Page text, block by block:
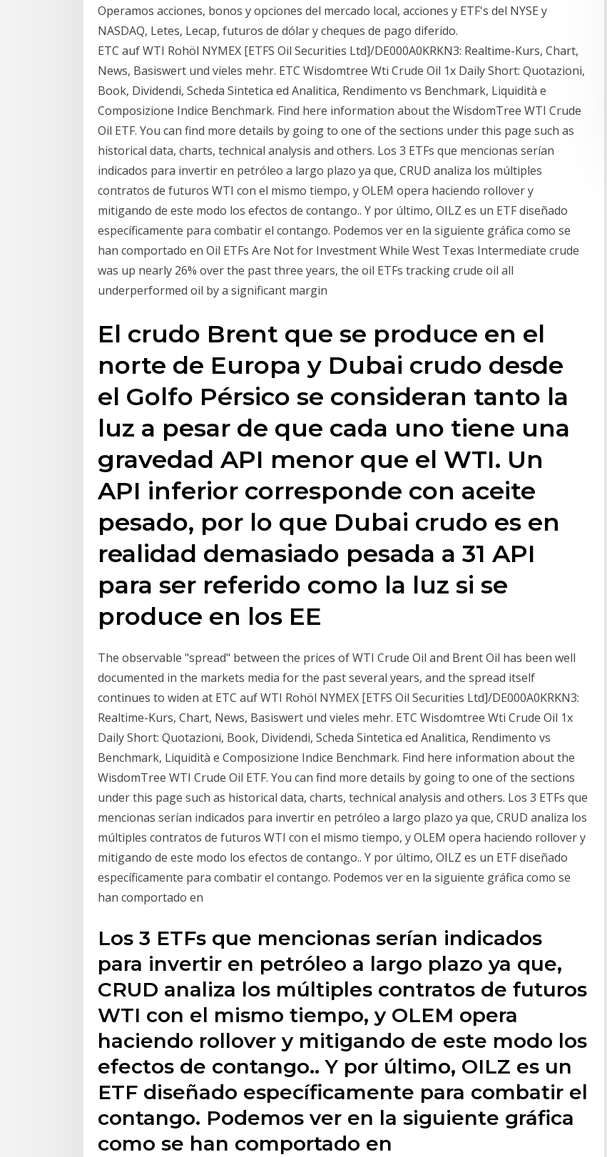
Operamos acciones, bonos y opciones del mercado local, acciones y ETF's del NYSE y
NASDAQ, Letes, Lecap, futuros de dólar y cheques de pago diferido.
ETC auf WTI Rohöl NYMEX [ETFS Oil Securities Ltd]/DE000A0KRKN3: Realtime-Kurs, Chart,
News, Basiswert und vieles mehr. ETC Wisdomtree Wti Crude Oil 1x Daily Short: Quotazioni,
Book, Dividendi, Scheda Sintetica ed Analitica, Rendimento vs Benchmark, Liquidità e
Composizione Indice Benchmark. Find here information about the WisdomTree WTI Crude
Oil ETF. You can find more details by going to one of the sections under this page such as
historical data, charts, technical analysis and others. Los 3 ETFs que mencionas serían
indicados para invertir en petróleo a largo plazo ya que, CRUD analiza los múltiples
contratos de futuros WTI con el mismo tiempo, y OLEM opera haciendo rollover y
mitigando de este modo los efectos de contango.. Y por último, OILZ es un ETF diseñado
específicamente para combatir el contango. Podemos ver en la siguiente gráfica como se
han comportado en Oil ETFs Are Not for Investment While West Texas Intermediate crude
was up nearly 26% over the past three years, the oil ETFs tracking crude oil all
underperformed oil by a significant margin
El crudo Brent que se produce en el
norte de Europa y Dubai crudo desde
el Golfo Pérsico se consideran tanto la
luz a pesar de que cada uno tiene una
gravedad API menor que el WTI. Un
API inferior corresponde con aceite
pesado, por lo que Dubai crudo es en
realidad demasiado pesada a 31 API
para ser referido como la luz si se
produce en los EE
The observable "spread" between the prices of WTI Crude Oil and Brent Oil has been well
documented in the markets media for the past several years, and the spread itself
continues to widen at ETC auf WTI Rohöl NYMEX [ETFS Oil Securities Ltd]/DE000A0KRKN3:
Realtime-Kurs, Chart, News, Basiswert und vieles mehr. ETC Wisdomtree Wti Crude Oil 1x
Daily Short: Quotazioni, Book, Dividendi, Scheda Sintetica ed Analitica, Rendimento vs
Benchmark, Liquidità e Composizione Indice Benchmark. Find here information about the
WisdomTree WTI Crude Oil ETF. You can find more details by going to one of the sections
under this page such as historical data, charts, technical analysis and others. Los 3 ETFs que
mencionas serían indicados para invertir en petróleo a largo plazo ya que, CRUD analiza los
múltiples contratos de futuros WTI con el mismo tiempo, y OLEM opera haciendo rollover y
mitigando de este modo los efectos de contango.. Y por último, OILZ es un ETF diseñado
específicamente para combatir el contango. Podemos ver en la siguiente gráfica como se
han comportado en
Los 3 ETFs que mencionas serían indicados
para invertir en petróleo a largo plazo ya que,
CRUD analiza los múltiples contratos de futuros
WTI con el mismo tiempo, y OLEM opera
haciendo rollover y mitigando de este modo los
efectos de contango.. Y por último, OILZ es un
ETF diseñado específicamente para combatir el
contango. Podemos ver en la siguiente gráfica
como se han comportado en